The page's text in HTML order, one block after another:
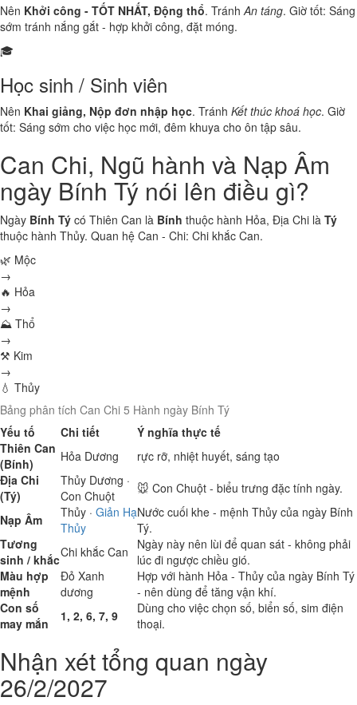
Nên Khởi công - TỐT NHẤT, Động thổ. TránhAn táng. Giờ tốt: Sáng
sớm tránh nắng gắt - hợp khởi công, đặt móng.
🎓
Học sinh / Sinh viên
Nên Khai giảng, Nộp đơn nhập học. Tránh Kết thúc khoá học. Giờ
tốt: Sáng sớm cho việc học mới, đêm khuya cho ôn tập sâu.
Can Chi, Ngũ hành và Nạp Âm
ngày Bính Tý nói lên điều gì?
Ngày Bính Tý có Thiên Can là Bính thuộc hành Hỏa, Địa Chi là Tý
thuộc hành Thủy. Quan hệ Can - Chi: Chi khắc Can.
🌿 Mộc
→
🔥 Hỏa
→
⛰ Thổ
→
⚒ Kim
→
💧 Thủy
Bảng phân tích Can Chi 5 Hành ngày Bính Tý
Yếu tố
Chi tiết
Ý nghĩa thực tế
Thiên Can
(Bính)
Hỏa Dương
rực rỡ, nhiệt huyết, sáng tạo
Địa Chi
(Tý)
Thủy Dương ·
Con Chuột
🐭 Con Chuột - biểu trưng đặc tính ngày.
Nạp Âm
Thủy · Giản Hạ
Thủy
Nước cuối khe - mệnh Thủy của ngày Bính
Tý.
Tương
sinh / khắcChi khắc Can
Ngày này nên lùi để quan sát - không phải
lúc đi ngược chiều gió.
Màu hợp
mệnh
Đỏ Xanh
dương
Hợp với hành Hỏa - Thủy của ngày Bính Tý
- nên dùng để tăng vận khí.
Con số
may mắn
1, 2, 6, 7, 9
Dùng cho việc chọn số, biển số, sim điện
thoại.
Nhận xét tổng quan ngày
26/2/2027